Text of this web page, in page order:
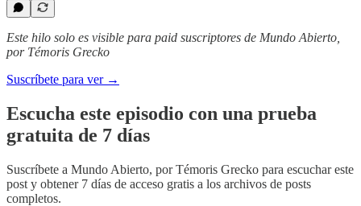
Este hilo solo es visible para paid suscriptores de Mundo Abierto,
por Témoris Grecko
Suscríbete para ver →
Escucha este episodio con una prueba
gratuita de 7 días
Suscríbete a Mundo Abierto, por Témoris Grecko para escuchar este
post y obtener 7 días de acceso gratis a los archivos de posts
completos.